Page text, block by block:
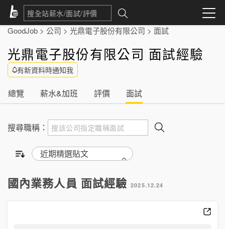
GoodJob > 公司 > 光鼎電子股份有限公司 > 面試
光鼎電子股份有限公司 面試經驗
有新資料時通知我
總覽 薪水&加班 評價 面試
搜尋職稱：
國內業務人員 面試經驗 2025.12.24